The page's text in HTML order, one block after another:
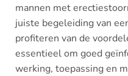
mannen met
juiste begeleiding van
profiteren van de
essentieel om goed
werking, toepassing en